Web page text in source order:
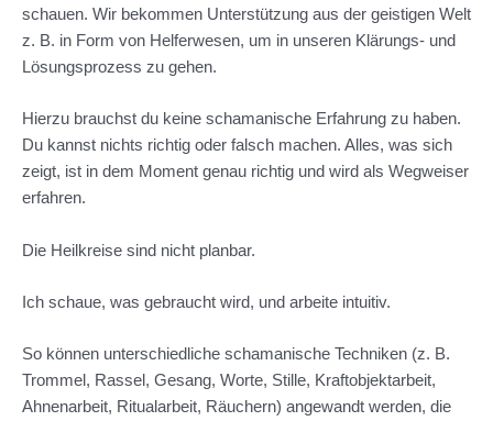
schauen. Wir bekommen Unterstützung aus der geistigen Welt
z. B. in Form von Helferwesen, um in unseren Klärungs- und
Lösungsprozess zu gehen.
Hierzu brauchst du keine schamanische Erfahrung zu haben.
Du kannst nichts richtig oder falsch machen. Alles, was sich
zeigt, ist in dem Moment genau richtig und wird als Wegweiser
erfahren.
Die Heilkreise sind nicht planbar.
Ich schaue, was gebraucht wird, und arbeite intuitiv.
So können unterschiedliche schamanische Techniken (z. B.
Trommel, Rassel, Gesang, Worte, Stille, Kraftobjektarbeit,
Ahnenarbeit, Ritualarbeit, Räuchern) angewandt werden, die